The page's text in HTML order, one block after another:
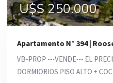
U$S 250.000
Apartamento N° 394 |
VB-PROP ---VENDE--- EL
DORMIORIOS PISO ALTO +
U$S 148.000
U$S